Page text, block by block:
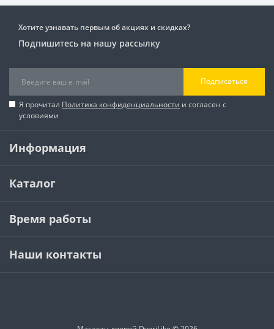
Хотите узнавать первым об акциях и скидках?
Подпишитесь на нашу рассылку
Подписаться
Я прочитал Политика конфиденциальности и согласен с
условиями
Информация
Каталог
Время работы
Наши контакты